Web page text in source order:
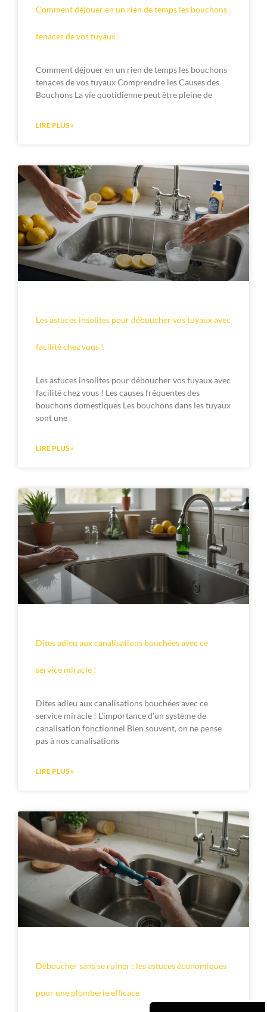
Comment déjouer en un rien de temps les bouchons
tenaces de vos tuyaux
Comment déjouer en un rien de temps les bouchons
tenaces de vos tuyaux Comprendre les Causes des
Bouchons La vie quotidienne peut être pleine de
LIRE PLUS »
Les astuces insolites pour déboucher vos tuyaux avec
facilité chez vous !
Les astuces insolites pour déboucher vos tuyaux avec
facilité chez vous ! Les causes fréquentes des
bouchons domestiques Les bouchons dans les tuyaux
sont une
LIRE PLUS »
Dites adieu aux canalisations bouchées avec ce
service miracle !
Dites adieu aux canalisations bouchées avec ce
service miracle ! L’importance d’un système de
canalisation fonctionnel Bien souvent, on ne pense
pas à nos canalisations
LIRE PLUS »
Déboucher sans se ruiner : les astuces économiques
pour une plomberie efficace